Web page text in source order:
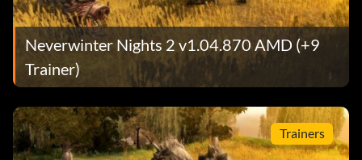
Neverwinter Nights 2 v1.04.870 AMD (+9
Trainer)
Trainers